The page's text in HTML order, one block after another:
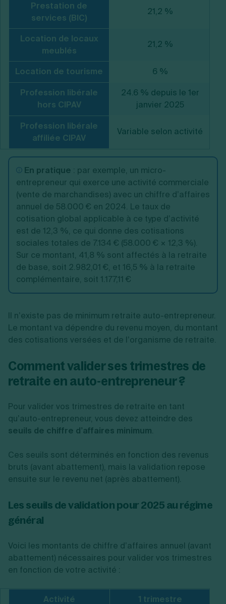
Prestation de
services (BIC)
21,2 %
Location de locaux
meublés
21,2 %
Location de tourisme
6 %
Profession libérale
hors CIPAV
24.6 % depuis le 1er
janvier 2025
Profession libérale
affiliée CIPAV
Variable selon activité
En pratique : par exemple, un micro-
entrepreneur qui exerce une activité commerciale
(vente de marchandises) avec un chiffre d’affaires
annuel de 58.000 € en 2024. Le taux de
cotisation global applicable à ce type d’activité
est de 12,3 %, ce qui donne des cotisations
sociales totales de 7.134 € (58.000 € × 12,3 %).
Sur ce montant, 41,8 % sont affectés à la retraite
de base, soit 2.982,01 €, et 16,5 % à la retraite
complémentaire, soit 1.177,11 €
Il n’existe pas de minimum retraite auto-entrepreneur.
Le montant va dépendre du revenu moyen, du montant
des cotisations versées et de l’organisme de retraite.
Comment valider ses trimestres de
retraite en auto-entrepreneur ?
Pour valider vos trimestres de retraite en tant
qu’auto-entrepreneur, vous devez atteindre des
seuils de chiffre d’affaires minimum.
Ces seuils sont déterminés en fonction des revenus
bruts (avant abattement), mais la validation repose
ensuite sur le revenu net (après abattement).
Les seuils de validation pour 2025 au régime
général
Voici les montants de chiffre d’affaires annuel (avant
abattement) nécessaires pour valider vos trimestres
en fonction de votre activité :
Activité 1 trimestre